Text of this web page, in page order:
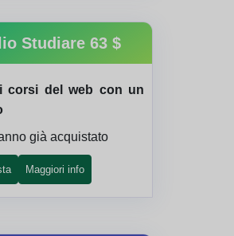
Studiare 63 $
corsi del web con un
già acquistato
Maggiori info